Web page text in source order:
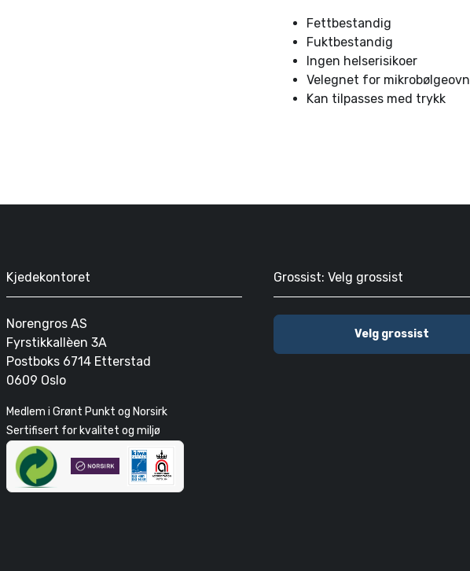
Fettbestandig
Fuktbestandig
Ingen helserisikoer
Velegnet for mikrobølgeovn
Kan tilpasses med trykk
Kjedekontoret
Norengros AS
Fyrstikkallèen 3A
Postboks 6714 Etterstad
0609 Oslo
Medlem i Grønt Punkt og Norsirk
Sertifisert for kvalitet og miljø
Grossist: Velg grossist
Velg grossist